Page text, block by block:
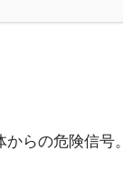
らの危険信号。